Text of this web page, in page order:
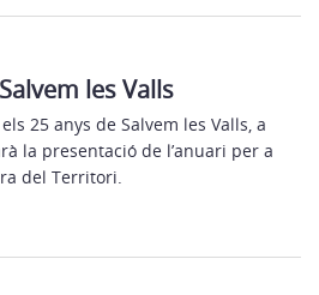
les Valls
25 anys de Salvem les Valls, a
la presentació de l’anuari per a
del Territori.